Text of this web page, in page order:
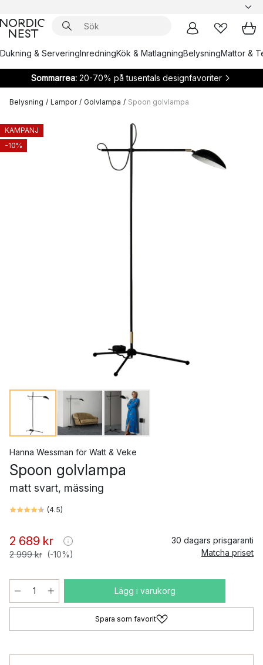
Dukning & ServeringInredningKök & MatlagningBelysningMattor &
Sommarrea:20-70% på tusentals designfavoriter
Belysning / Lampor / Golvlampa / Spoon golvlampa
KAMPANJ
-10%
Hanna Wessman för Watt & Veke
Spoon golvlampa
matt svart, mässing
(4.5)
2 689 kr
2 999 kr (-10%)
30 dagars prisgaranti
Matcha priset
Lägg i varukorg
Spara som favorit